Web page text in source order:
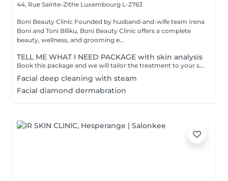
44, Rue Sainte-Zithe Luxembourg L-2763
Boni Beauty Clinic Founded by husband-and-wife team Irena
Boni and Toni Blliku, Boni Beauty Clinic offers a complete
beauty, wellness, and grooming e...
TELL ME WHAT I NEED PACKAGE with skin analysis
Book this package and we will tailor the treatment to your skin needs. You'll be allocated 1 hour 15 mins and we will do a full consultation. Treatment done in this appointment. Please check prices to ensure you bring enough for the outstanding amount. If unsure, have a budget then we will work to that.
Facial deep cleaning with steam
Facial diamond dermabration